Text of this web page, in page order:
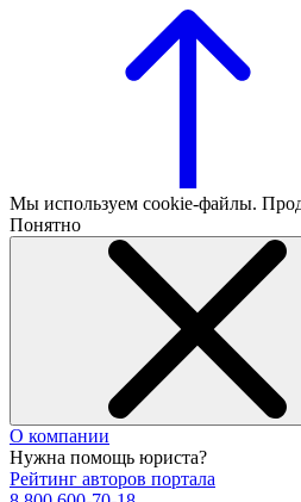
Мы используем cookie-файлы.
Понятно
О компании
Нужна помощь юриста?
Рейтинг авторов портала